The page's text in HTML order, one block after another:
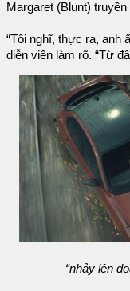
Margaret (Blunt) truyền
“Tôi nghĩ, thực ra, anh
diễn viên làm rõ. “Từ
“nhảy lên